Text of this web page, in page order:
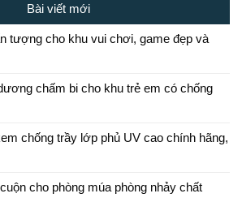
Bài viết mới
tượng cho khu vui chơi, game đẹp và
chấm bi cho khu trẻ em có chống
chống trầy lớp phủ UV cao chính hãng,
cho phòng múa phòng nhảy chất